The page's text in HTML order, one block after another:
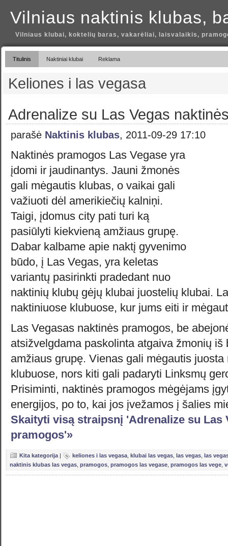
Vilniaus naktinis klubas,
Vilniaus klubai, koktelių baras, vakarėliai, laisvalaikis,
Titulinis Naktiniai klubai Reklama
Keliones i las vegasa
Adrenalize su Las Vegas
parašė Naktinis klubas, 2011-09-29 17:10
Naktinės pramogos Las Vegase yra
įdomi ir jaudinantys. Jauni žmonės
gali mėgautis klubas, o vaikai gali
važiuoti dėl amerikiečių kalniņi.
Taigi, įdomus city pati turi ką
pasiūlyti kiekvieną amžiaus grupę.
Dabar kalbame apie naktį gyvenimo
būdo, į Las Vegas, yra keletas
variantų pasirinkti pradedant nuo
naktinių klubų gėjų klubai juostelių klubai.
naktiniuose klubuose, kur jums eiti ir
Las Vegasas naktinės pramogos, be
atsižvelgdama paskolinta atgaiva žmonių iš
amžiaus grupę. Vienas gali mėgautis
klubuose, nors kiti gali padaryti Linksmų
Prisiminti, naktinės pramogos mėgėjams
energijos, po to, kai jos įvežamos į šalies
Skaityti visą straipsnį 'Adrenalize su Las
pramogos'»
Kita kategorija | keliones i las vegasa klubai las vegas las vegas las
naktinis klubas las vegas pramogos pramogos las vegase pramogos las vege